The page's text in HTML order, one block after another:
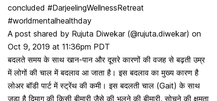
concluded #DarjeelingWellnessRetreat
#worldmentalhealthday
A post shared by Rujuta Diwekar(@rujuta.diwekar) on
Oct 9, 2019 at 11:36pm PDT
बदलते समय के साथखान-पानऔर दूसरे कारणों की वजह सेबढ़ती उम्र
में लोगों की चाल में बदलाव आ जाता है। इस बदलाव का मुख्य कारण है
लोअरबॉडी पार्टमें स्ट्रेंथ की कमी। इस बदलती चाल (Gait) के साथ
जुड़ा है दिमाग की किसी बीमारी जैसे की भूलने की बीमारी,सोचने की क्षमता